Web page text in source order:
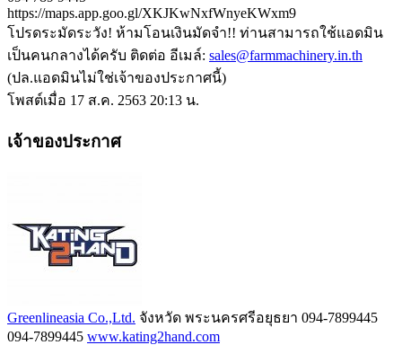
https://maps.app.goo.gl/XKJKwNxfWnyeKWxm9
โปรดระมัดระวัง! ห้ามโอนเงินมัดจำ!! ท่านสามารถใช้แอดมิน
เป็นคนกลางได้ครับ ติดต่อ อีเมล์: sales@farmmachinery.in.th
(ปล.แอดมินไม่ใช่เจ้าของประกาศนี้)
โพสต์เมื่อ 17 ส.ค. 2563 20:13 น.
เจ้าของประกาศ
Greenlineasia Co.,Ltd. จังหวัด พระนครศรีอยุธยา 094-7899445
094-7899445 www.kating2hand.com